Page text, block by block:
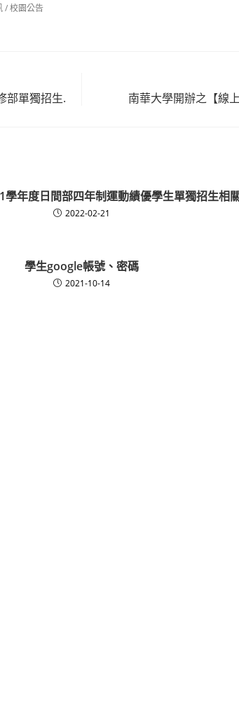
/校園公告
部單獨招生. 南華大學開辦之【線
學年度日間部四年制運動績優學生單獨招生相
2022-02-21
學生google帳號、密碼
2021-10-14